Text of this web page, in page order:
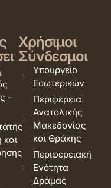
–
και
Χρήσιμοι
Σύνδεσμοι
Υπουργείο
Εσωτερικών
Περιφέρεια
Ανατολικής
Μακεδονίας
και Θράκης
Περιφερειακή
Ενότητα
Δράμας